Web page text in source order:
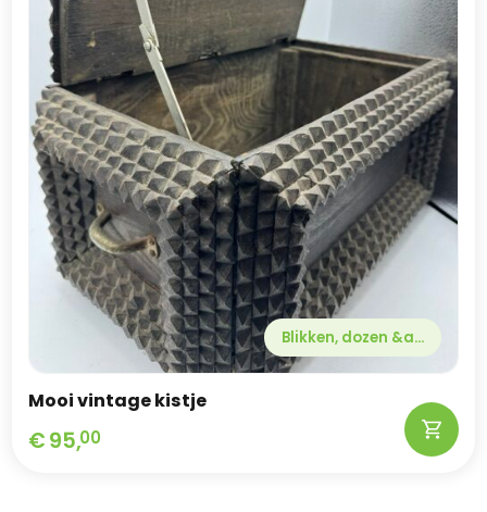
Blikken, dozen &a...
Mooi vintage kistje
€95,00